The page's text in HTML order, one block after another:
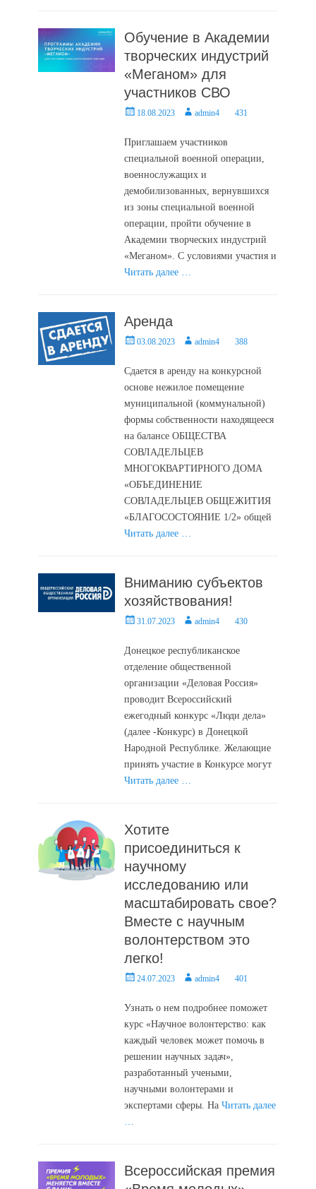
Обучение в Академии
творческих индустрий
«Меганом» для
участников СВО
Posted18.08.2023 Authoradmin4 431
Приглашаем участников
специальной военной операции,
военнослужащих и
демобилизованных, вернувшихся
из зоны специальной военной
операции, пройти обучение в
Академии творческих индустрий
«Меганом». С условиями участия и
Читать далее …
Аренда
Posted03.08.2023 Authoradmin4 388
Сдается в аренду на конкурсной
основе нежилое помещение
муниципальной (коммунальной)
формы собственности находящееся
на балансе ОБЩЕСТВА
СОВЛАДЕЛЬЦЕВ
МНОГОКВАРТИРНОГО ДОМА
«ОБЪЕДИНЕНИЕ
СОВЛАДЕЛЬЦЕВ ОБЩЕЖИТИЯ
«БЛАГОСОСТОЯНИЕ 1/2» общей
Читать далее …
Вниманию субъектов
хозяйствования!
Posted31.07.2023 Authoradmin4 430
Донецкое республиканское
отделение общественной
организации «Деловая Россия»
проводит Всероссийский
ежегодный конкурс «Люди дела»
(далее -Конкурс) в Донецкой
Народной Республике. Желающие
принять участие в Конкурсе могут
Читать далее …
Хотите
присоединиться к
научному
исследованию или
масштабировать свое?
Вместе с научным
волонтерством это
легко!
Posted24.07.2023 Authoradmin4 401
Узнать о нем подробнее поможет
курс «Научное волонтерство: как
каждый человек может помочь в
решении научных задач»,
разработанный учеными,
научными волонтерами и
экспертами сферы. НаЧитать далее
…
Всероссийская премия